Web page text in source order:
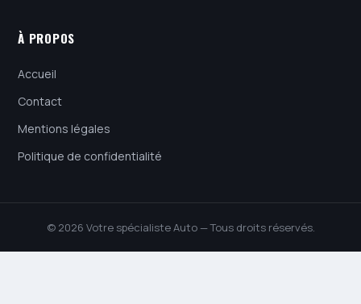
À PROPOS
Accueil
Contact
Mentions légales
Politique de confidentialité
© 2026 Votre spécialiste Auto — Tous droits réservés.